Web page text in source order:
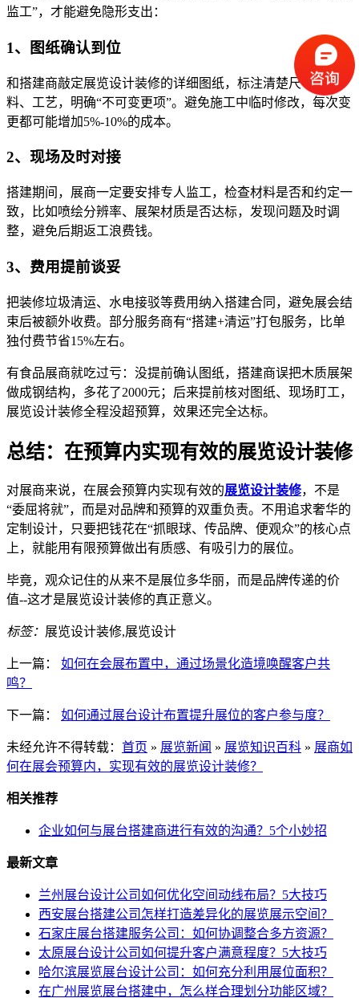
监工”，才能避免隐形支出：
1、图纸确认到位
和搭建商敲定展览设计装修的详细图纸，标注清楚尺寸、材
料、工艺，明确“不可变更项”。避免施工中临时修改，每次变
更都可能增加5%-10%的成本。
2、现场及时对接
搭建期间，展商一定要安排专人监工，检查材料是否和约定一
致，比如喷绘分辨率、展架材质是否达标，发现问题及时调
整，避免后期返工浪费钱。
3、费用提前谈妥
把装修垃圾清运、水电接驳等费用纳入搭建合同，避免展会结
束后被额外收费。部分服务商有“搭建+清运”打包服务，比单
独付费节省15%左右。
有食品展商就吃过亏：没提前确认图纸，搭建商误把木质展架
做成钢结构，多花了2000元；后来提前核对图纸、现场盯工，
展览设计装修全程没超预算，效果还完全达标。
总结：在预算内实现有效的展览设计装修
对展商来说，在展会预算内实现有效的展览设计装修，不是
“委屈将就”，而是对品牌和预算的双重负责。不用追求奢华的
定制设计，只要把钱花在“抓眼球、传品牌、便观众”的核心点
上，就能用有限预算做出有质感、有吸引力的展位。
毕竟，观众记住的从来不是展位多华丽，而是品牌传递的价
值--这才是展览设计装修的真正意义。
标签： 展览设计装修,展览设计
上一篇： 如何在会展布置中，通过场景化造境唤醒客户共
鸣？
下一篇： 如何通过展台设计布置提升展位的客户参与度？
未经允许不得转载： 首页 » 展览新闻 » 展览知识百科 » 展商如
何在展会预算内，实现有效的展览设计装修？
相关推荐
企业如何与展台搭建商进行有效的沟通？5个小妙招
最新文章
兰州展台设计公司如何优化空间动线布局？5大技巧
西安展台搭建公司怎样打造差异化的展览展示空间？
石家庄展台搭建服务公司：如何协调整合多方资源？
太原展台设计公司如何提升客户满意程度？5大技巧
哈尔滨展览展台设计公司：如何充分利用展位面积？
在广州展览展台搭建中，怎么样合理划分功能区域？